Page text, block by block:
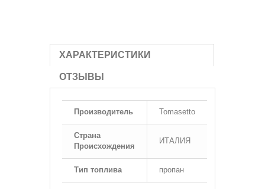
ХАРАКТЕРИСТИКИ
ОТЗЫВЫ
Производитель Tomasetto
Страна
Происхождения
ИТАЛИЯ
Тип топлива пропан